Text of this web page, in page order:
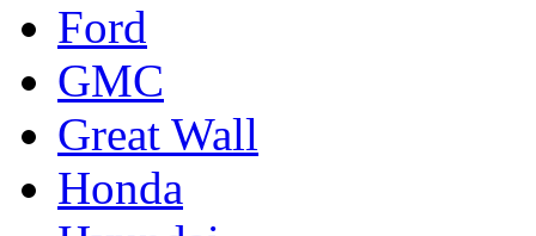
Ford
GMC
Great Wall
Honda